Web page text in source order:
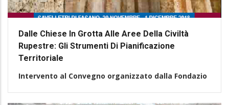
Dalle Chiese In Grotta Alle Aree Della Civiltà
Rupestre: Gli Strumenti Di Pianificazione
Territoriale
Intervento al Convegno organizzato dalla Fondazio